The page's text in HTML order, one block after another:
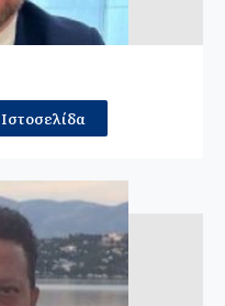
Ιστοσελίδα